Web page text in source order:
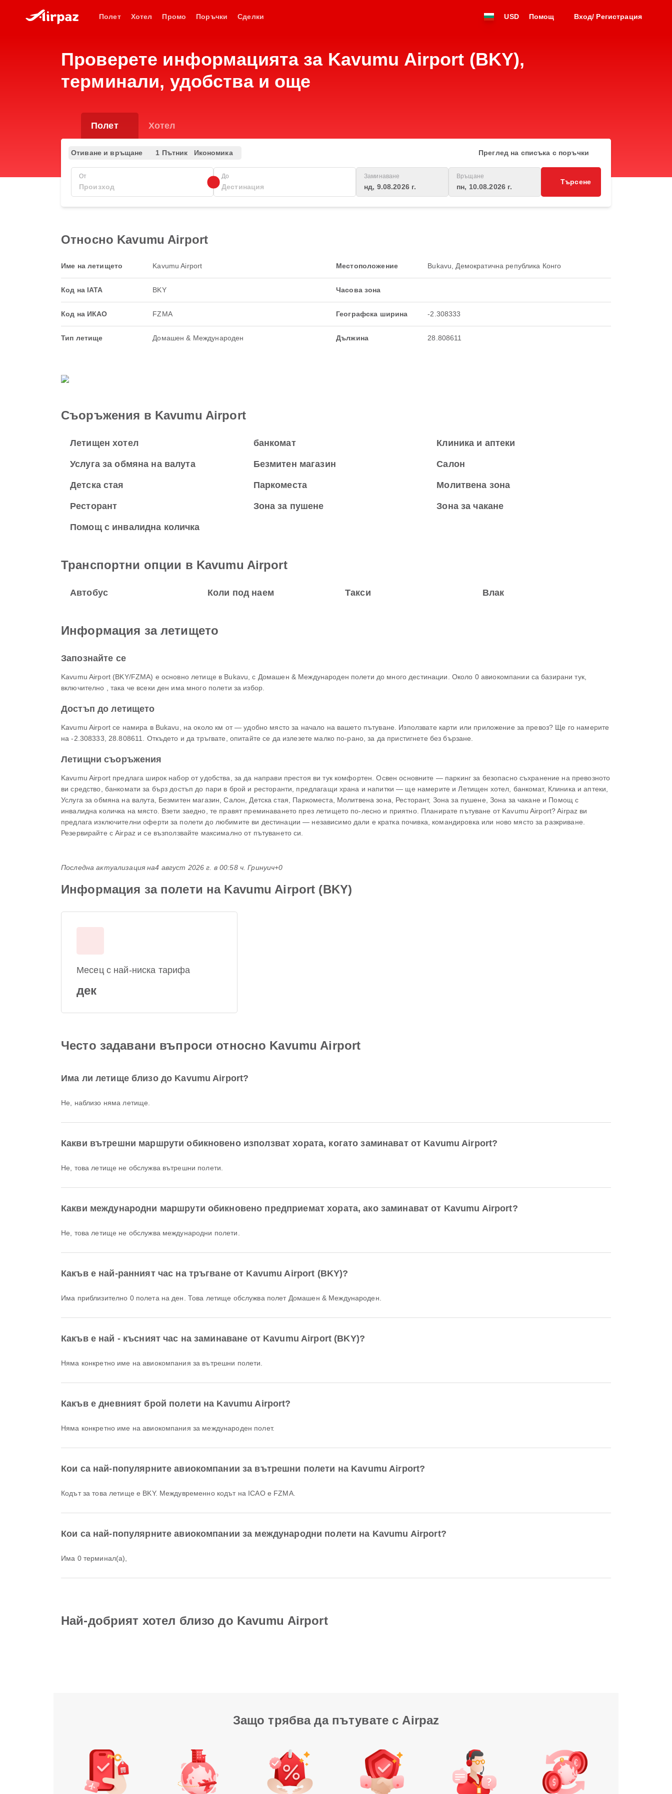
Полет Хотел Промо Поръчки Сделки USD Помощ Вход/ Регистрация
Проверете информацията за Kavumu Airport (BKY),
терминали, удобства и още
Полет Хотел
Отиване и връщане 1 Пътник Икономика Преглед на списъка с поръчки
От До Заминаване
нд, 9.08.2026 г.
Връщане
пн, 10.08.2026 г.
Търсене
Относно Kavumu Airport
Име на летището Kavumu Airport
Код на IATA BKY
Код на ИКАО FZMA
Тип летище Домашен & Международен
Местоположение Bukavu, Демократична република Конго
Часова зона
Географска ширина -2.308333
Дължина 28.808611
Съоръжения в Kavumu Airport
Летищен хотел банкомат Клиника и аптеки
Услуга за обмяна на валута Безмитен магазин Салон
Детска стая Паркоместа Молитвена зона
Ресторант Зона за пушене Зона за чакане
Помощ с инвалидна количка
Транспортни опции в Kavumu Airport
Автобус Коли под наем Такси Влак
Информация за летището
Запознайте се
Kavumu Airport (BKY/FZMA) е основно летище в Bukavu, с Домашен & Международен полети до много дестинации. Около 0 авиокомпании са базирани тук,
включително , така че всеки ден има много полети за избор.
Достъп до летището
Kavumu Airport се намира в Bukavu, на около км от — удобно място за начало на вашето пътуване. Използвате карти или приложение за превоз? Ще го намерите
на -2.308333, 28.808611. Откъдето и да тръгвате, опитайте се да излезете малко по-рано, за да пристигнете без бързане.
Летищни съоръжения
Kavumu Airport предлага широк набор от удобства, за да направи престоя ви тук комфортен. Освен основните — паркинг за безопасно съхранение на превозното
ви средство, банкомати за бърз достъп до пари в брой и ресторанти, предлагащи храна и напитки — ще намерите и Летищен хотел, банкомат, Клиника и аптеки,
Услуга за обмяна на валута, Безмитен магазин, Салон, Детска стая, Паркоместа, Молитвена зона, Ресторант, Зона за пушене, Зона за чакане и Помощ с
инвалидна количка на място. Взети заедно, те правят преминаването през летището по-лесно и приятно. Планирате пътуване от Kavumu Airport? Airpaz ви
предлага изключителни оферти за полети до любимите ви дестинации — независимо дали е кратка почивка, командировка или ново място за разкриване.
Резервирайте с Airpaz и се възползвайте максимално от пътуването си.
Последна актуализация на4 август 2026 г. в 00:58 ч. Гринуич+0
Информация за полети на Kavumu Airport (BKY)
Месец с най-ниска тарифа
дек
Често задавани въпроси относно Kavumu Airport
Има ли летище близо до Kavumu Airport?
Не, наблизо няма летище.
Какви вътрешни маршрути обикновено използват хората, когато заминават от Kavumu Airport?
Не, това летище не обслужва вътрешни полети.
Какви международни маршрути обикновено предприемат хората, ако заминават от Kavumu Airport?
Не, това летище не обслужва международни полети.
Какъв е най-ранният час на тръгване от Kavumu Airport (BKY)?
Има приблизително 0 полета на ден. Това летище обслужва полет Домашен & Международен.
Какъв е най - късният час на заминаване от Kavumu Airport (BKY)?
Няма конкретно име на авиокомпания за вътрешни полети.
Какъв е дневният брой полети на Kavumu Airport?
Няма конкретно име на авиокомпания за международен полет.
Кои са най-популярните авиокомпании за вътрешни полети на Kavumu Airport?
Кодът за това летище е BKY. Междувременно кодът на ICAO е FZMA.
Кои са най-популярните авиокомпании за международни полети на Kavumu Airport?
Има 0 терминал(а),
Най-добрият хотел близо до Kavumu Airport
Защо трябва да пътувате с Airpaz